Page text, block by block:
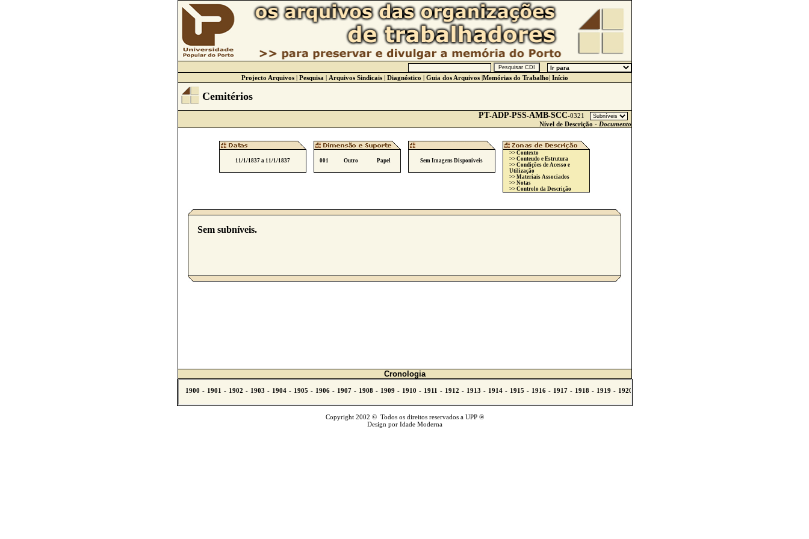
Projecto Arquivos| Pesquisa | Arquivos Sindicais| Diagnóstico | Guia dos Arquivos|Memórias do Trabalho| Início
Cemitérios
PT-ADP-PSS-AMB-SCC-0321
Nível de Descrição - Documento
11/1/1837 a 11/1/1837 001 Outro Papel Sem Imagens Disponiveis
>> Contexto
>> Conteudo e Estrutura
>> Condições de Acesso e
Utilização
>> Materiais Associados
>> Notas
>> Controlo da Descrição
Sem subníveis.
Cronologia
Copyright 2002 © Todos os direitos reservados a UPP ®
Design por Idade Moderna